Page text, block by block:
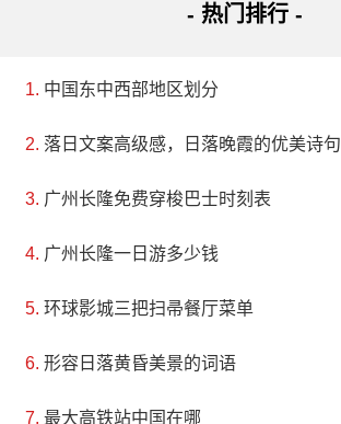
- 热门排行 -
中国东中西部地区划分
落日文案高级感，日落晚霞的优美诗句
广州长隆免费穿梭巴士时刻表
广州长隆一日游多少钱
环球影城三把扫帚餐厅菜单
形容日落黄昏美景的词语
最大高铁站中国在哪